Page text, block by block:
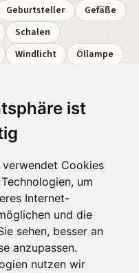
ist
verwendet Cookies
um
Internet-
und die
sehen, besser an
anzupassen.
nutzen wir
Geburtsteller
Gefäße
Schalen
Windlicht Öllampe
Keramik
·Markt melden ·